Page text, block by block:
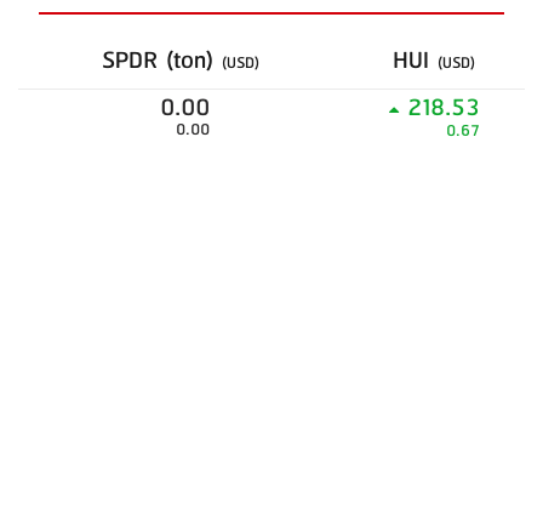
SPDR (ton) (USD) HUI (USD)
0.00
0.00
218.53
0.67